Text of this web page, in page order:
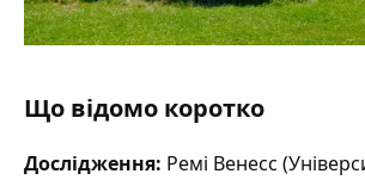
Що відомо коротко
Дослідження: Ремі Венесс